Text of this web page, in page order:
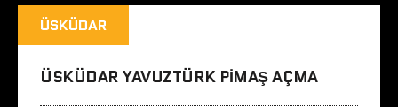
ÜSKÜDAR
ÜSKÜDAR YAVUZTÜRK PIMAŞ AÇMA